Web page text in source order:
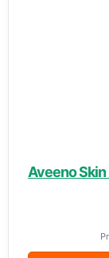
Aveeno Skin